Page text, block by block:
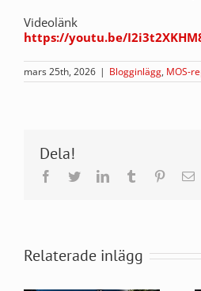
Videolänk
https://youtu.be/
mars 25th, 2026 | Blogginlägg, MOS-
Dela!
Facebook
TwitterLinkedInTumblr Pinterest
E-
Relaterade inlägg